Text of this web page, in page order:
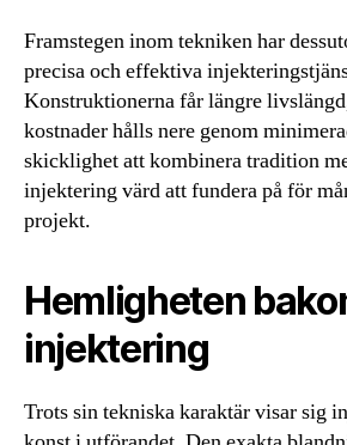
Framstegen inom tekniken har
precisa och effektiva
Konstruktionerna får längre
kostnader hålls nere genom
skicklighet att kombinera tradition
injektering värd att fundera på för
projekt.
Hemligheten
injektering
Trots sin tekniska karaktär visar sig